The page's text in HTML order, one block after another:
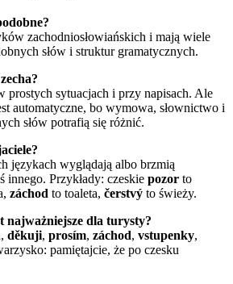
zachodniosłowiańskich i mają wiele
słów i struktur gramatycznych.
prostych sytuacjach i przy napisach. Ale
automatyczne, bo wymowa, słownictwo i
słów potrafią się różnić.
językach wyglądają albo brzmią
innego. Przykłady: czeskie pozor to
záchod to toaleta, čerstvý to świeży.
najważniejsze dla turysty?
, děkuji, prosím, záchod, vstupenky,
pamiętajcie, że po czesku